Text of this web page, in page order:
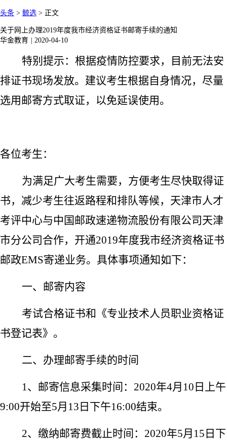
头条 > 鲸选 > 正文
关于网上办理2019年度我市经济资格证书邮寄手续的通知
华金教育
2020-04-10
特别提示：根据疫情防控要求，目前无法安
排证书现场发放。建议考生根据自身情况，尽量
选用邮寄方式取证，以免延误使用。
各位考生：
为满足广大考生需要，方便考生尽快取得证
书，减少考生往返路程和排队等候，天津市人才
考评中心与中国邮政速递物流股份有限公司天津
市分公司合作，开通2019年度我市经济资格证书
邮政EMS寄递业务。具体事项通知如下：
一、邮寄内容
考试合格证书和《专业技术人员职业资格证
书登记表》。
二、办理邮寄手续的时间
1、邮寄信息采集时间：2020年4月10日上午
9:00开始至5月13日下午16:00结束。
2、缴纳邮寄费截止时间：2020年5月15日下